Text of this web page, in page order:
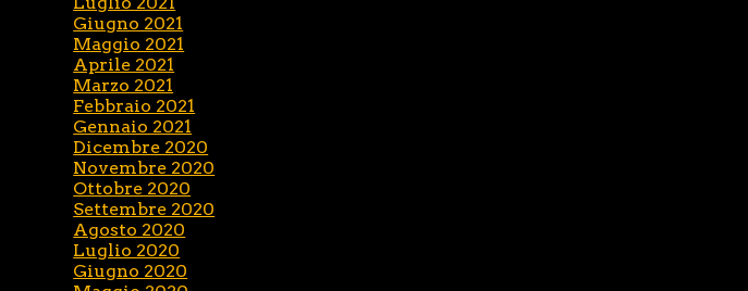
Giugno 2021
Maggio 2021
Aprile 2021
Marzo 2021
Febbraio 2021
Gennaio 2021
Dicembre 2020
Novembre 2020
Ottobre 2020
Settembre 2020
Agosto 2020
Luglio 2020
Giugno 2020